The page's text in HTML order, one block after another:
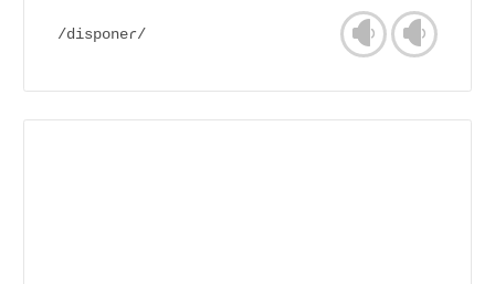
/disponeɾ/